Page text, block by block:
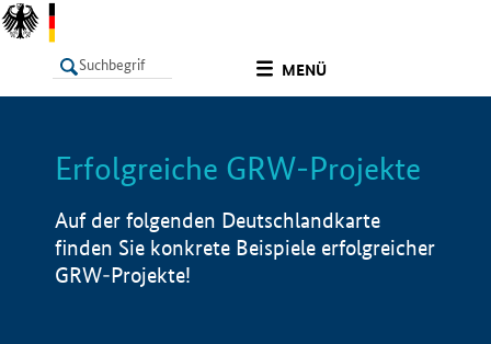
MENÜ
LISTE Info
Erfolgreiche GRW-Projekte
Auf der folgenden Deutschlandkarte
finden Sie konkrete Beispiele erfolgreicher
GRW-Projekte!